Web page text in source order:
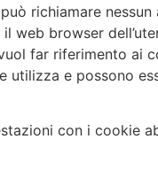
richiamare
web browser
far riferimento ai
e possono
con i cookie